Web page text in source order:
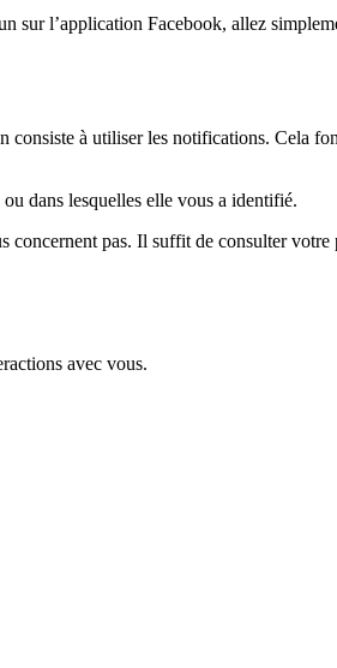
sur l’application Facebook, allez
à utiliser les notifications. Cela
dans lesquelles elle vous a identifié.
concernent pas. Il suffit de consulter
avec vous.